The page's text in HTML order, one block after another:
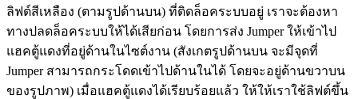
ลิฟต์สีเหลือง (ตามรูปด้านบน) ที่ติดล็อคระบบอยู่ เราจะต้องหา
ทางปลดล็อคระบบให้ได้เสียก่อน โดยการส่ง Jumper ให้เข้าไป
แฮคตู้แดงที่อยู่ด้านในไซต์งาน (สังเกตรูปด้านบน จะมีจุดที่
Jumper สามารถกระโดดเข้าไปด้านในได้ โดยจะอยู่ด้านขวาบน
ของรูปภาพ) เมื่อแฮคตู้แดงได้เรียบร้อยแล้ว ให้ให้เราใช้ลิฟต์ขึ้น